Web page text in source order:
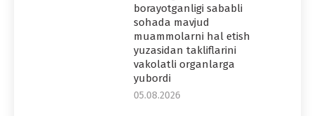
borayotganligi sababli
sohada mavjud
muammolarni hal etish
yuzasidan takliflarini
vakolatli organlarga
yubordi
05.08.2026